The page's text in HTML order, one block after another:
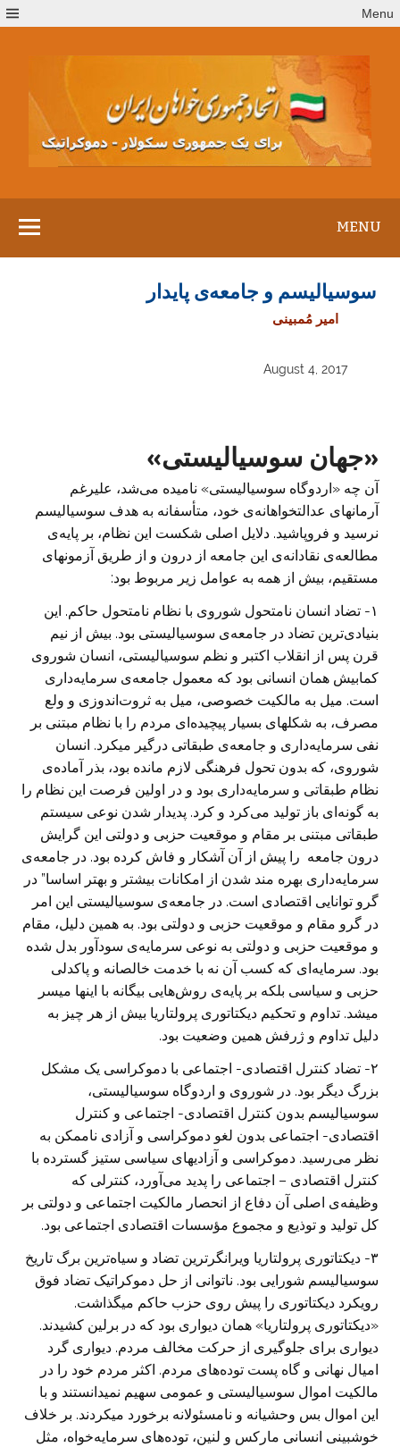
to
Menu
MENU
سوسیالیسم و جامعه‌ی پایدار
امیر مُمبینی
August 4, 2017
«جهان سوسیالیستی»
آن چه «اردوگاه سوسیالیستی» نامیده می‌شد، علیرغم
آرمانهای عدالتخواهانه‌ی خود، متأسفانه به هدف سوسیالیسم
نرسید و فروپاشید. دلایل اصلی شکست این نظام، بر پایه‌ی
مطالعه‌ی نقادانه‌ی این جامعه از درون و از طریق آزمونهای
مستقیم، بیش از همه به عوامل زیر مربوط بود:
۱- تضاد انسان نامتحول شوروی با نظام نامتحول حاکم. این
بنیادی‌ترین تضاد در جامعه‌ی سوسیالیستی بود. بیش از نیم
قرن پس از انقلاب اکتبر و نظم سوسیالیستی، انسان شوروی
کمابیش همان انسانی بود که معمول جامعه‌ی سرمایه‌داری
است. میل به مالکیت خصوصی، میل به ثروت‌اندوزی و ولع
مصرف، به شکلهای بسیار پیچیده‌ای مردم را با نظام مبتنی بر
نفی سرمایه‌داری و جامعه‌ی طبقاتی درگیر میکرد. انسان
شوروی، که بدون تحول فرهنگی لازم مانده بود، بذر آماده‌ی
نظام طبقاتی و سرمایه‌داری بود و در اولین فرصت این نظام را
به گونه‌‌ای باز تولید می‌کرد و کرد. پدیدار شدن نوعی سیستم
طبقاتی مبتنی بر مقام و موقعیت حزبی و دولتی این گرایش
درون جامعه را پیش از آن آشکار و فاش کرده بود. در جامعه‌ی
سرمایه‌داری بهره مند شدن از امکانات بیشتر و بهتر اساسا” در
گرو توانایی اقتصادی است. در جامعه‌ی سوسیالیستی این امر
در گرو مقام و موقعیت حزبی و دولتی بود. به همین دلیل، مقام
و موقعیت حزبی و دولتی به نوعی سرمایه‌ی سودآور بدل شده
بود. سرمایه‌ای که کسب آن نه با خدمت خالصانه و پاکدلی
حزبی و سیاسی بلکه بر پایه‌ی روش‌هایی بیگانه با اینها میسر
میشد. تداوم و تحکیم دیکتاتوری پرولتاریا بیش از هر چیز به
دلیل تداوم و ژرفش همین وضعیت بود.
۲- تضاد کنترل اقتصادی- اجتماعی با دموکراسی یک مشکل
بزرگ دیگر بود. در شوروی و اردوگاه سوسیالیستی،
سوسیالیسم بدون کنترل اقتصادی- اجتماعی و کنترل
اقتصادی- اجتماعی بدون لغو دموکراسی و آزادی ناممکن به
نظر می‌رسید. دموکراسی و آزادیهای سیاسی ستیز گسترده با
کنترل اقتصادی – اجتماعی را پدید می‌آورد، کنترلی که
وظیفه‌ی اصلی آن دفاع از انحصار مالکیت اجتماعی و دولتی بر
کل تولید و توذیع و مجموع مؤسسات اقتصادی اجتماعی بود.
۳- دیکتاتوری پرولتاریا ویرانگرترین تضاد و سیاه‌ترین برگ تاریخ
سوسیالیسم شورایی بود. ناتوانی از حل دموکراتیک تضاد فوق
رویکرد دیکتاتوری را پیش روی حزب حاکم میگذاشت.
«دیکتاتوری پرولتاریا» همان دیواری بود که در برلین کشیدند.
دیواری برای جلوگیری از حرکت مخالف مردم. دیواری گرد
امیال نهانی و گاه پست توده‌های مردم. اکثر مردم خود را در
مالکیت اموال سوسیالیستی و عمومی سهیم نمیدانستند و با
این اموال بس وحشیانه و نامسئولانه برخورد میکردند. بر خلاف
خوشبینی انسانی مارکس و لنین، توده‌ها‌ی سرمایه‌خواه، مثل